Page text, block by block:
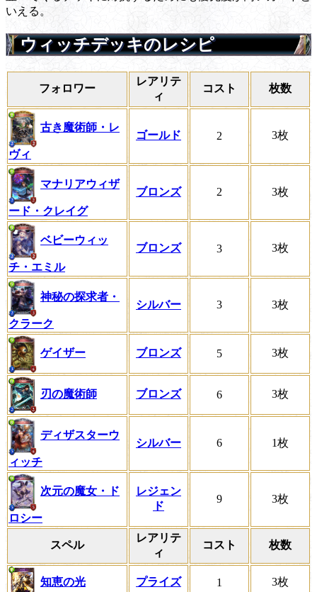
いえる。
ウィッチデッキのレシピ
フォロワー
レアリテ
ィ
コスト 枚数
古き魔術師・レ
ヴィ
ゴールド 2 3枚
マナリアウィザ
ード・クレイグ
ブロンズ 2 3枚
ベビーウィッ
チ・エミル
ブロンズ 3 3枚
神秘の探求者・
クラーク
シルバー 3 3枚
ゲイザー ブロンズ 5 3枚
刃の魔術師 ブロンズ 6 3枚
ディザスターウ
ィッチ
シルバー 6 1枚
次元の魔女・ド
ロシー
レジェン
ド
9 3枚
スペル
レアリテ
ィ
コスト 枚数
知恵の光 プライズ 1 3枚